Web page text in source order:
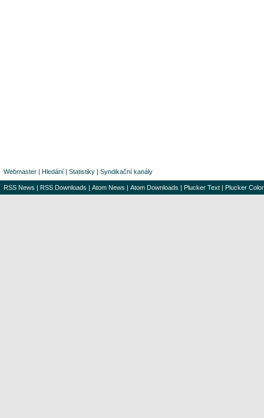
Webmaster | Hledání | Statistiky | Syndikační kanály
RSS News | RSS Downloads | Atom News | Atom Downloads | Plucker Text | Plucker Color